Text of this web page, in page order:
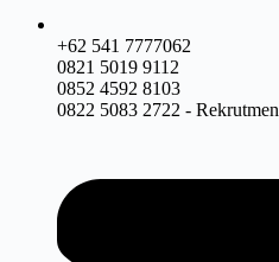
+62 541 7777062
0821 5019 9112
0852 4592 8103
0822 5083 2722 - Rekrutmen